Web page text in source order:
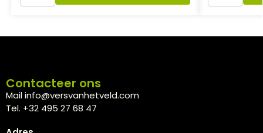
Contacteer ons
Mail info@versvanhetveld.com
Tel. +32 495 27 68 47